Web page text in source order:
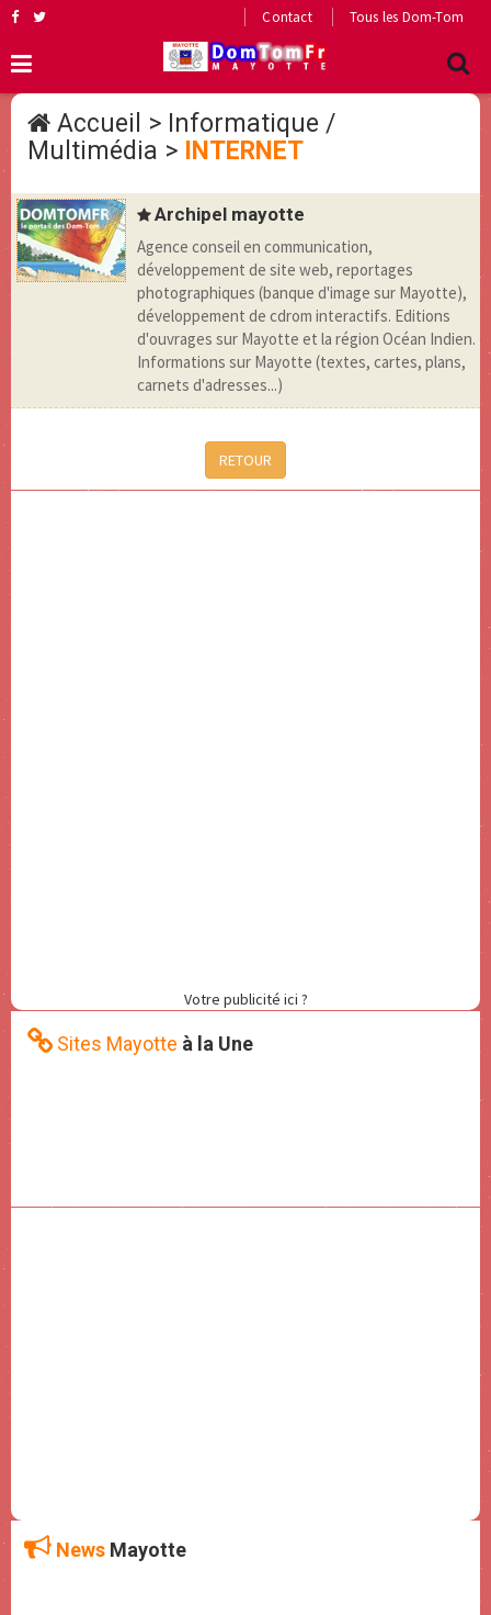
Contact Tous les Dom-Tom
Accueil > Informatique /
Multimédia > INTERNET
Archipel mayotte
Agence conseil en communication,
développement de site web, reportages
photographiques (banque d'image sur Mayotte),
développement de cdrom interactifs. Editions
d'ouvrages sur Mayotte et la région Océan Indien.
Informations sur Mayotte (textes, cartes, plans,
carnets d'adresses...)
RETOUR
Votre publicité ici ?
Sites Mayotte à la Une
News Mayotte